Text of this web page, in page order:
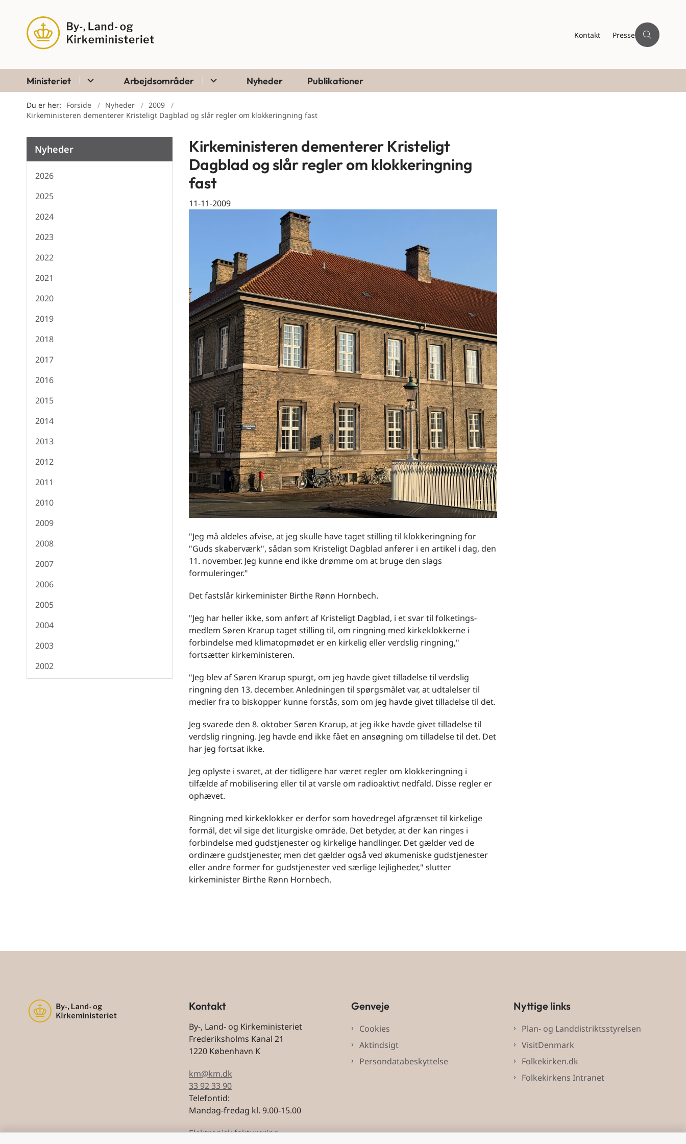
Kontakt Presse
Ministeriet Arbejdsområder Nyheder Publikationer
Du er her: Forside Nyheder
2009
Kirkeministeren dementerer Kristeligt Dagblad og slår regler om klokkeringning fast
Nyheder
2026
2025
2024
2023
2022
2021
2020
2019
2018
2017
2016
2015
2014
2013
2012
2011
2010
2009
2008
2007
2006
2005
2004
2003
2002
Kirkeministeren dementerer Kristeligt
Dagblad og slår regler om klokkeringning
fast
11-11-2009
"Jeg må aldeles afvise, at jeg skulle have taget stilling til klokkeringning for
"Guds skaberværk", sådan som Kristeligt Dagblad anfører i en artikel i dag, den
11. november. Jeg kunne end ikke drømme om at bruge den slags
formuleringer."
Det fastslår kirkeminister Birthe Rønn Hornbech.
"Jeg har heller ikke, som anført af Kristeligt Dagblad, i et svar til folketings­
medlem Søren Krarup taget stilling til, om ringning med kirkeklokkerne i
forbindelse med klimatopmødet er en kirkelig eller verdslig ringning,"
fortsætter kirkeministeren.
"Jeg blev af Søren Krarup spurgt, om jeg havde givet tilladelse til verdslig
ringning den 13. december. Anledningen til spørgsmålet var, at udtalelser til
medier fra to biskopper kunne forstås, som om jeg havde givet tilladelse til det.
Jeg svarede den 8. oktober Søren Krarup, at jeg ikke havde givet tilladelse til
verdslig ringning. Jeg havde end ikke fået en ansøgning om tilladelse til det. Det
har jeg fortsat ikke.
Jeg oplyste i svaret, at der tidligere har været regler om klokkeringning i
tilfælde af mobilisering eller til at varsle om radioaktivt nedfald. Disse regler er
ophævet.
Ringning med kirkeklokker er derfor som hovedregel afgrænset til kirkelige
formål, det vil sige det liturgiske område. Det betyder, at der kan ringes i
forbindelse med gudstjenester og kirkelige handlinger. Det gælder ved de
ordinære gudstjenester, men det gælder også ved økumeniske gudstjenester
eller andre former for gudstjenester ved særlige lejligheder," slutter
kirkeminister Birthe Rønn Hornbech.
Kontakt
By-, Land- og Kirkeministeriet
Frederiksholms Kanal 21
1220 København K
km@km.dk
33 92 33 90
Telefontid:
Mandag-fredag kl. 9.00-15.00
Elektronisk fakturering
Genveje
Cookies
Aktindsigt
Persondatabeskyttelse
Nyttige links
Plan- og Landdistriktsstyrelsen
VisitDenmark
Folkekirken.dk
Folkekirkens Intranet